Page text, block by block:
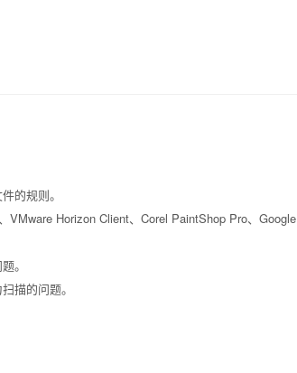
的规则。
VMware Horizon Client、Corel PaintShop Pro、Google
。
描的问题。